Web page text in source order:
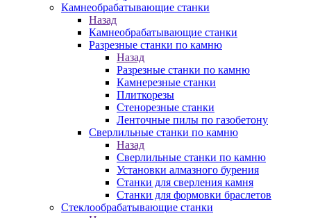
Камнеобрабатывающие станки
Назад
Камнеобрабатывающие станки
Разрезные станки по камню
Назад
Разрезные станки по камню
Камнерезные станки
Плиткорезы
Стенорезные станки
Ленточные пилы по газобетону
Сверлильные станки по камню
Назад
Сверлильные станки по камню
Установки алмазного бурения
Станки для сверления камня
Станки для формовки браслетов
Стеклообрабатывающие станки